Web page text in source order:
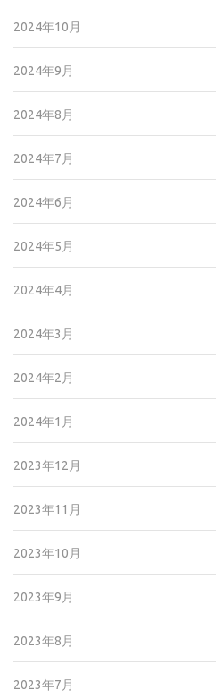
2024年10月
2024年9月
2024年8月
2024年7月
2024年6月
2024年5月
2024年4月
2024年3月
2024年2月
2024年1月
2023年12月
2023年11月
2023年10月
2023年9月
2023年8月
2023年7月